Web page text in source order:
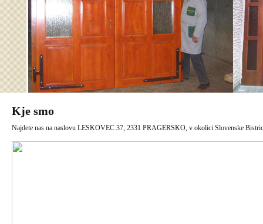
Kje smo
Najdete nas na naslovu LESKOVEC 37, 2331 PRAGERSKO, v okolici Slovenske